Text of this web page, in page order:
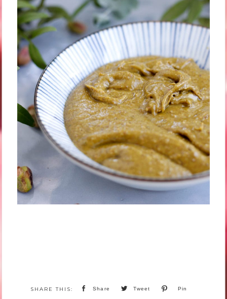
Share Tweet Pin